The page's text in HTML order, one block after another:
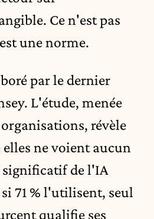
Ce n'est pas
une norme.
par le dernier
L'étude, menée
organisations, révèle
ne voient aucun
de l'IA
71 % l'utilisent, seul
qualifie ses